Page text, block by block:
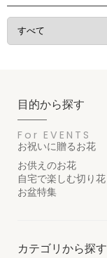
目的から探す
For EVENTS
お祝いに贈るお花
お供えのお花
自宅で楽しむ切り花
お盆特集
カテゴリから探す